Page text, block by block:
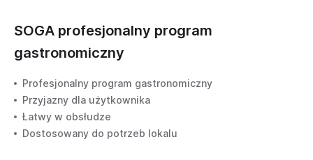
SOGA profesjonalny program
gastronomiczny
Profesjonalny program gastronomiczny
Przyjazny dla użytkownika
Łatwy w obsłudze
Dostosowany do potrzeb lokalu